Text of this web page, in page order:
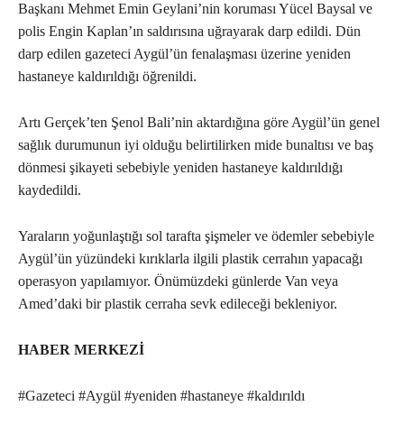
Başkanı Mehmet Emin Geylani’nin koruması Yücel Baysal ve
polis Engin Kaplan’ın saldırısına uğrayarak darp edildi. Dün
darp edilen gazeteci Aygül’ün fenalaşması üzerine yeniden
hastaneye kaldırıldığı öğrenildi.
Artı Gerçek’ten Şenol Bali’nin aktardığına göre Aygül’ün genel
sağlık durumunun iyi olduğu belirtilirken mide bunaltısı ve baş
dönmesi şikayeti sebebiyle yeniden hastaneye kaldırıldığı
kaydedildi.
Yaraların yoğunlaştığı sol tarafta şişmeler ve ödemler sebebiyle
Aygül’ün yüzündeki kırıklarla ilgili plastik cerrahın yapacağı
operasyon yapılamıyor. Önümüzdeki günlerde Van veya
Amed’daki bir plastik cerraha sevk edileceği bekleniyor.
HABER MERKEZİ
#Gazeteci #Aygül #yeniden #hastaneye #kaldırıldı